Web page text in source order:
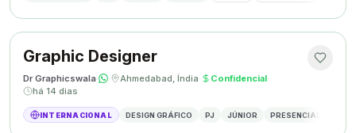
Graphic Designer
Dr Graphicswala· · Ahmedabad, Índia· Confidencial·
há 14 dias
INTERNACIONAL DESIGN GRÁFICO PJ JÚNIOR PRESENCIAL